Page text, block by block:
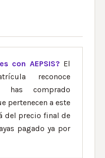
con AEPSIS? El
reconoce
has comprado
pertenecen a este
del precio final de
pagado ya por